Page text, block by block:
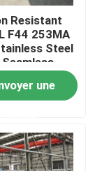
Resistant
F44 253MA
Steel
une